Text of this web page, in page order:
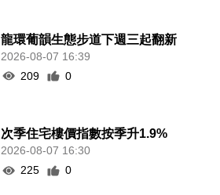
龍環葡韻生態步道下週三起翻新
2026-08-07 16:39
209
0
次季住宅樓價指數按季升1.9%
2026-08-07 16:30
225
0